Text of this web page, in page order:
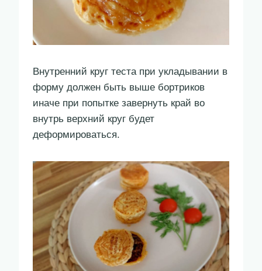
Внутренний круг теста при укладывании в
форму должен быть выше бортриков
иначе при попытке завернуть край во
внутрь верхний круг будет
деформироваться.